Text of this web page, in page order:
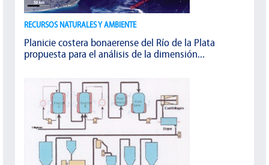
RECURSOS NATURALES Y AMBIENTE
Planicie costera bonaerense del Río de la Plata
propuesta para el análisis de la dimensión...